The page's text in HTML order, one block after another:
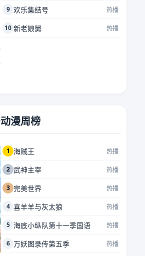
9 欢乐集结号 热播
10 新老娘舅 热播
动漫周榜
1 海贼王 热播
2 武神主宰 热播
3 完美世界 热播
4 喜羊羊与灰太狼 热播
5 海底小纵队第十一季国语 热播
6 万妖图录传第五季 热播